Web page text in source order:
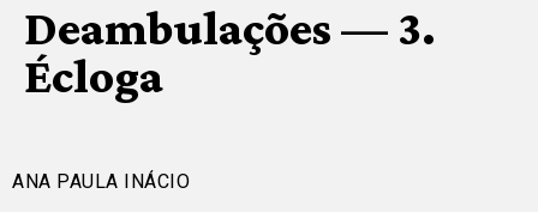
Deambulações — 3.
Écloga
ANA PAULA INÁCIO